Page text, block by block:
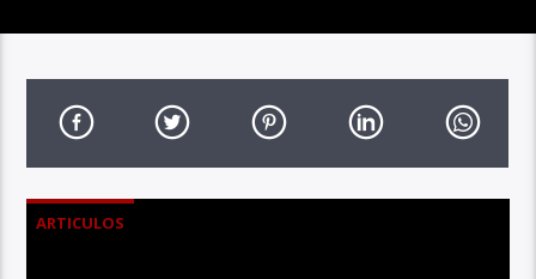
ARTICULOS